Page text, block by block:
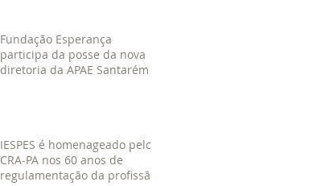
Fundação Esperança
participa da posse da nova
diretoria da APAE Santarém
IESPES é homenageado pelo
CRA-PA nos 60 anos de
regulamentação da profissão